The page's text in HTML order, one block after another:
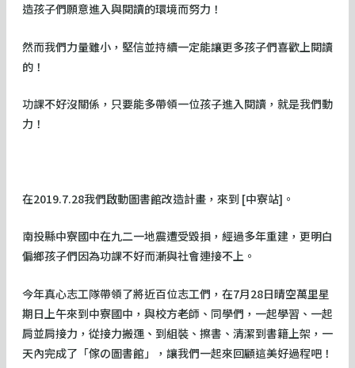
造孩子們願意進入與閱讀的環境而努力！
然而我們力量雖小，堅信並持續一定能讓更多孩子們喜歡上閱讀
的！
功課不好沒關係，只要能多帶領一位孩子進入閱讀，就是我們動
力！
在2019.7.28我們啟動圖書館改造計畫，來到 [中寮站]。
南投縣中寮國中在九二一地震遭受毀損，經過多年重建，更明白
偏鄉孩子們因為功課不好而漸與社會連接不上。
今年真心志工隊帶領了將近百位志工們，在7月28日晴空萬里星
期日上午來到中寮國中，與校方老師、同學們，一起學習、一起
肩並肩接力，從接力搬運、到組裝、擦書、清潔到書籍上架，一
天內完成了「傢の圖書館」，讓我們一起來回顧這美好過程吧！